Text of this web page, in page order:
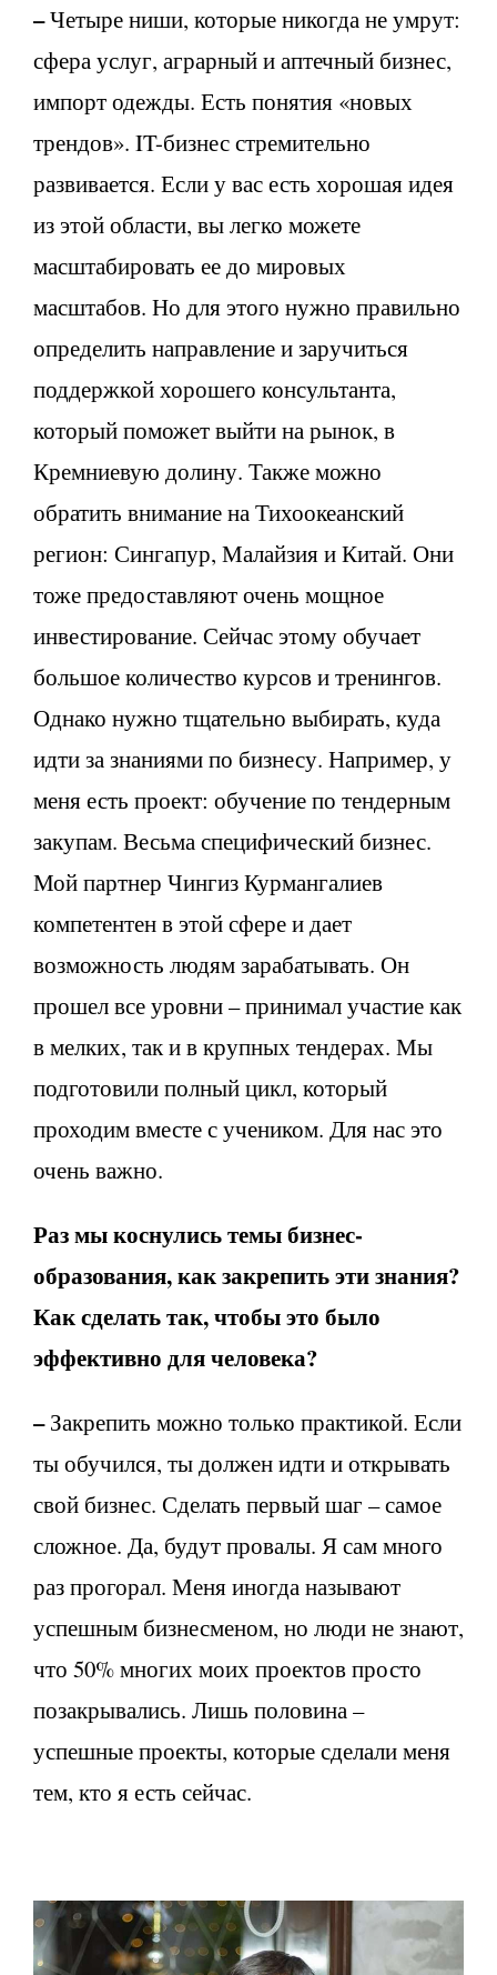
–Четыре ниши, которые никогда не умрут:
сфера услуг, аграрный и аптечный бизнес,
импорт одежды. Есть понятия «новых
трендов». IT-бизнес стремительно
развивается. Если у вас есть хорошая идея
из этой области, вы легко можете
масштабировать ее до мировых
масштабов. Но для этого нужно правильно
определить направление и заручиться
поддержкой хорошего консультанта,
который поможет выйти на рынок, в
Кремниевую долину. Также можно
обратить внимание на Тихоокеанский
регион: Сингапур, Малайзия и Китай. Они
тоже предоставляют очень мощное
инвестирование. Сейчас этому обучает
большое количество курсов и тренингов.
Однако нужно тщательно выбирать, куда
идти за знаниями по бизнесу. Например, у
меня есть проект: обучение по тендерным
закупам. Весьма специфический бизнес.
Мой партнер Чингиз Курмангалиев
компетентен в этой сфере и дает
возможность людям зарабатывать. Он
прошел все уровни – принимал участие как
в мелких, так и в крупных тендерах. Мы
подготовили полный цикл, который
проходим вместе с учеником. Для нас это
очень важно.
Раз мы коснулись темы бизнес-
образования, как закрепить эти знания?
Как сделать так, чтобы это было
эффективно для человека?
–Закрепить можно только практикой. Если
ты обучился, ты должен идти и открывать
свой бизнес. Сделать первый шаг – самое
сложное. Да, будут провалы. Я сам много
раз прогорал. Меня иногда называют
успешным бизнесменом, но люди не знают,
что 50% многих моих проектов просто
позакрывались. Лишь половина –
успешные проекты, которые сделали меня
тем, кто я есть сейчас.